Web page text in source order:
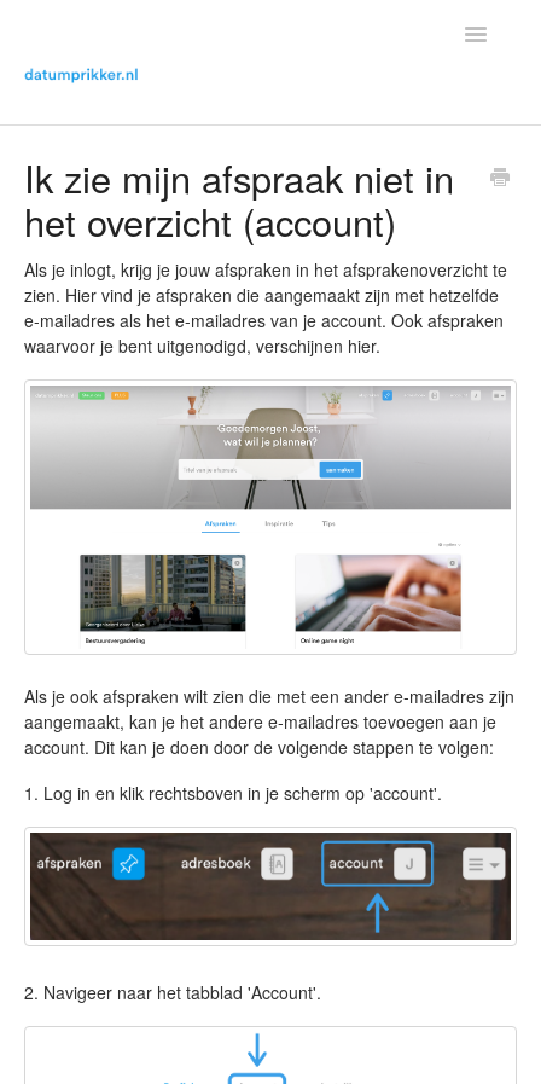
Toggle
Contact met helpdesk
Ik zie mijn afspraak niet in
het overzicht (account)
Als je inlogt, krijg je jouw afspraken in het afsprakenoverzicht te
zien. Hier vind je afspraken die aangemaakt zijn met hetzelfde
e-mailadres als het e-mailadres van je account. Ook afspraken
waarvoor je bent uitgenodigd, verschijnen hier.
Als je ook afspraken wilt zien die met een ander e-mailadres zijn
aangemaakt, kan je het andere e-mailadres toevoegen aan je
account. Dit kan je doen door de volgende stappen te volgen:
1. Log in en klik rechtsboven in je scherm op 'account'.
2. Navigeer naar het tabblad 'Account'.